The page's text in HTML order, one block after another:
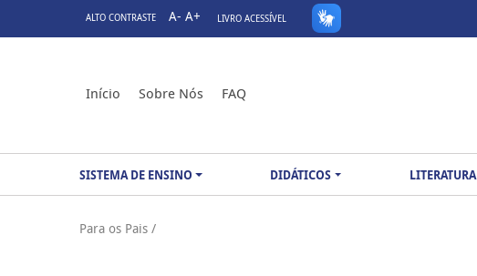
ALTO CONTRASTE A- A+ LIVRO ACESSÍVEL
Início Sobre Nós FAQ
SISTEMA DE ENSINO DIDÁTICOS LITERATURA
Para os Pais /